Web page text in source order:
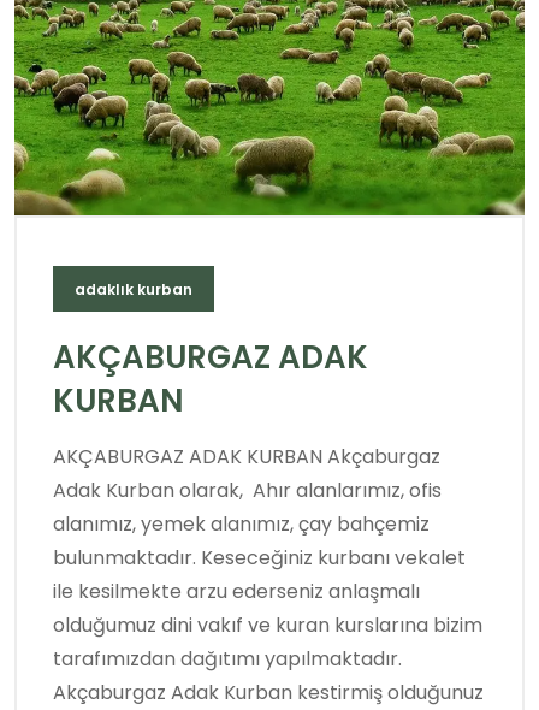
adaklık kurban
AKÇABURGAZ ADAK
KURBAN
AKÇABURGAZ ADAK KURBAN Akçaburgaz
Adak Kurban olarak, Ahır alanlarımız, ofis
alanımız, yemek alanımız, çay bahçemiz
bulunmaktadır. Keseceğiniz kurbanı vekalet
ile kesilmekte arzu ederseniz anlaşmalı
olduğumuz dini vakıf ve kuran kurslarına bizim
tarafımızdan dağıtımı yapılmaktadır.
Akçaburgaz Adak Kurban kestirmiş olduğunuz